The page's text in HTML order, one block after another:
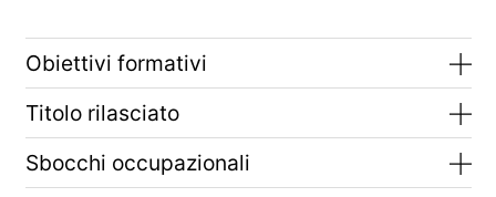
Obiettivi formativi
Titolo rilasciato
Sbocchi occupazionali